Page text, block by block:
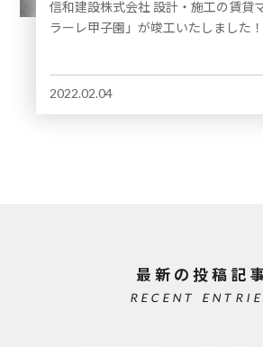
信和建設株式会社 設計・施工の賃貸
ラーレ甲子園」が竣工いたしました！
2022.02.04
最新の投稿記
RECENT